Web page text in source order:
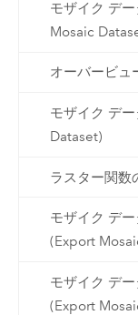
モザイク デ
Mosaic
オーバービュ
モザイク デ
Dataset)
ラスター関数
モザイク デ
(Export
モザイク デ
(Export